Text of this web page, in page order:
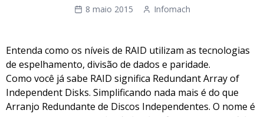
8 maio 2015 Infomach
Entenda como os níveis de RAID utilizam as tecnologias
de espelhamento, divisão de dados e paridade.
Como você já sabe RAID significa Redundant Array of
Independent Disks. Simplificando nada mais é do que
Arranjo Redundante de Discos Independentes. O nome é